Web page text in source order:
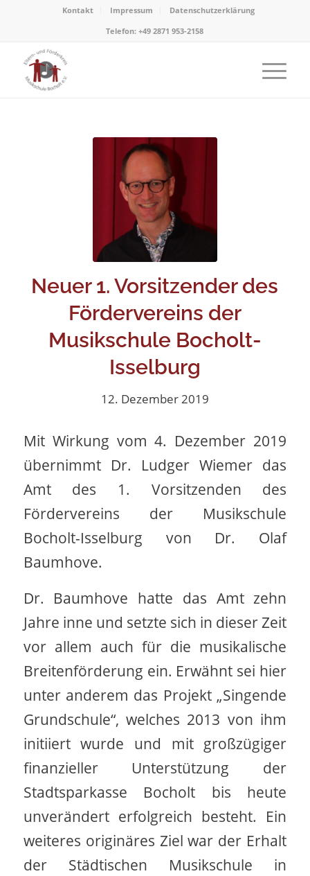
Kontakt Impressum
Datenschutzerklärung
Telefon: +49 2871 953-2158
Neuer 1. Vorsitzender des
Fördervereins der
Musikschule Bocholt-
Isselburg
12. Dezember 2019
Mit Wirkung vom 4. Dezember 2019
übernimmt Dr. Ludger Wiemer das
Amt des 1. Vorsitzenden des
Fördervereins der Musikschule
Bocholt-Isselburg von Dr. Olaf
Baumhove.
Dr. Baumhove hatte das Amt zehn
Jahre inne und setzte sich in dieser Zeit
vor allem auch für die musikalische
Breitenförderung ein. Erwähnt sei hier
unter anderem das Projekt „Singende
Grundschule“, welches 2013 von ihm
initiiert wurde und mit großzügiger
finanzieller Unterstützung der
Stadtsparkasse Bocholt bis heute
unverändert erfolgreich besteht. Ein
weiteres originäres Ziel war der Erhalt
der Städtischen Musikschule in